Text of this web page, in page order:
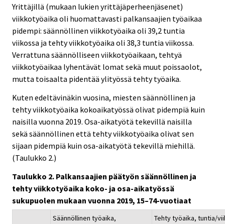
Yrittäjillä (mukaan lukien yrittäjäperheenjäsenet)
viikkotyöaika oli huomattavasti palkansaajien työaikaa
pidempi: säännöllinen viikkotyöaika oli 39,2 tuntia
viikossa ja tehty viikkotyöaika oli 38,3 tuntia viikossa.
Verrattuna säännölliseen viikkotyöaikaan, tehtyä
viikkotyöaikaa lyhentävät lomat sekä muut poissaolot,
mutta toisaalta pidentää ylityössä tehty työaika.
Kuten edeltävinäkin vuosina, miesten säännöllinen ja
tehty viikkotyöaika kokoaikatyössä olivat pidempiä kuin
naisilla vuonna 2019. Osa-aikatyötä tekevillä naisilla
sekä säännöllinen että tehty viikkotyöaika olivat sen
sijaan pidempiä kuin osa-aikatyötä tekevillä miehillä.
(Taulukko 2.)
Taulukko 2. Palkansaajien päätyön säännöllinen ja
tehty viikkotyöaika koko- ja osa-aikatyössä
sukupuolen mukaan vuonna 2019, 15–74-vuotiaat
Säännöllinen työaika,
Tehty työaika, tuntia/